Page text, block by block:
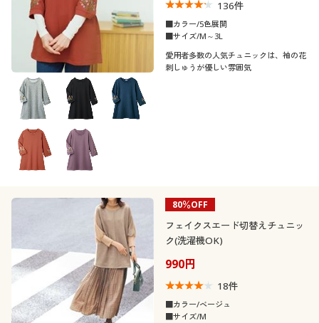
136件
■カラー/5色展開
■サイズ/M～3L
愛用者多数の人気チュニックは、袖の花
刺しゅうが優しい雰囲気
80％OFF
フェイクスエード切替えチュニッ
ク(洗濯機OK)
990円
18件
■カラー/ベージュ
■サイズ/M